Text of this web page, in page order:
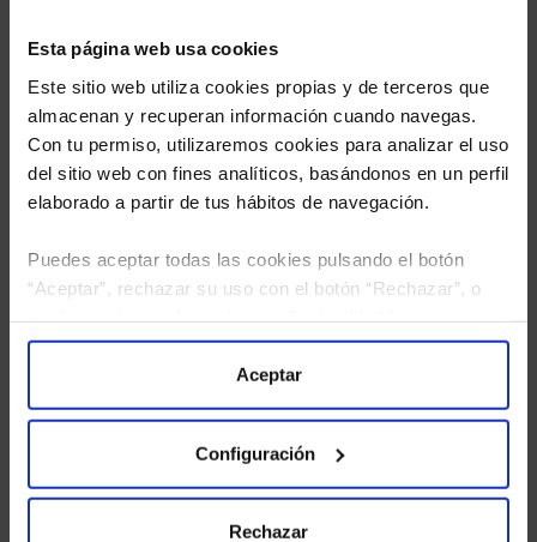
Esta página web usa cookies
Este sitio web utiliza cookies propias y de terceros que
almacenan y recuperan información cuando navegas.
Con tu permiso, utilizaremos cookies para analizar el uso
del sitio web con fines analíticos, basándonos en un perfil
elaborado a partir de tus hábitos de navegación.
Puedes aceptar todas las cookies pulsando el botón
“Aceptar”, rechazar su uso con el botón “Rechazar”, o
“Configuración”. Consulta nuestraPolítica
para más información.
Aceptar
Configuración
Rechazar
tratamiento de mis datos personales.